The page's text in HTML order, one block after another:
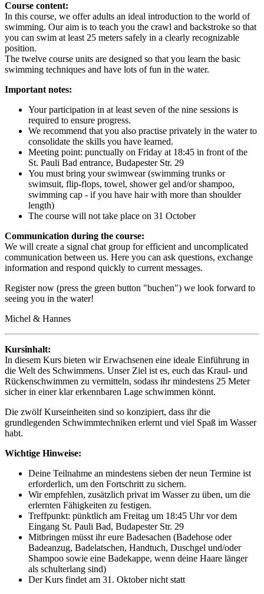
Course content:
In this course, we offer adults an ideal introduction to the world of
swimming. Our aim is to teach you the crawl and backstroke so that
you can swim at least 25 meters safely in a clearly recognizable
position.
The twelve course units are designed so that you learn the basic
swimming techniques and have lots of fun in the water.
Important notes:
Your participation in at least seven of the nine sessions is
required to ensure progress.
We recommend that you also practise privately in the water to
consolidate the skills you have learned.
Meeting point: punctually on Friday at 18:45 in front of the
St. Pauli Bad entrance, Budapester Str. 29
You must bring your swimwear (swimming trunks or
swimsuit, flip-flops, towel, shower gel and/or shampoo,
swimming cap - if you have hair with more than shoulder
length)
The course will not take place on 31 October
Communication during the course:
We will create a signal chat group for efficient and uncomplicated
communication between us. Here you can ask questions, exchange
information and respond quickly to current messages.
Register now (press the green button "buchen") we look forward to
seeing you in the water!
Michel & Hannes
Kursinhalt:
In diesem Kurs bieten wir Erwachsenen eine ideale Einführung in
die Welt des Schwimmens. Unser Ziel ist es, euch das Kraul- und
Rückenschwimmen zu vermitteln, sodass ihr mindestens 25 Meter
sicher in einer klar erkennbaren Lage schwimmen könnt.
Die zwölf Kurseinheiten sind so konzipiert, dass ihr die
grundlegenden Schwimmtechniken erlernt und viel Spaß im Wasser
habt.
Wichtige Hinweise:
Deine Teilnahme an mindestens sieben der neun Termine ist
erforderlich, um den Fortschritt zu sichern.
Wir empfehlen, zusätzlich privat im Wasser zu üben, um die
erlernten Fähigkeiten zu festigen.
Treffpunkt: pünktlich am Freitag um 18:45 Uhr vor dem
Eingang St. Pauli Bad, Budapester Str. 29
Mitbringen müsst ihr eure Badesachen (Badehose oder
Badeanzug, Badelatschen, Handtuch, Duschgel und/oder
Shampoo sowie eine Badekappe, wenn deine Haare länger
als schulterlang sind)
Der Kurs findet am 31. Oktober nicht statt